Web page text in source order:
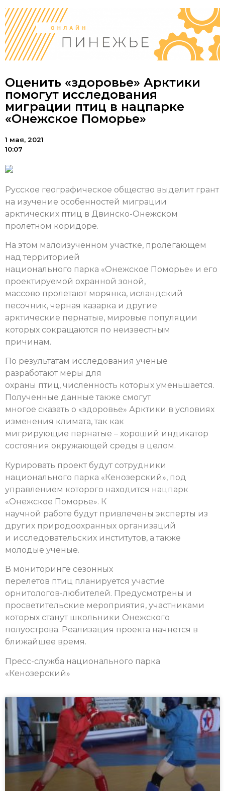
Оценить «здоровье» Арктики
помогут исследования
миграции птиц в нацпарке
«Онежское Поморье»
1 мая, 2021
10:07
Русское географическое общество выделит грант
на изучение особенностей миграции
арктических птиц в Двинско-Онежском
пролетном коридоре.
На этом малоизученном участке, пролегающем
над территорией
национального парка «Онежское Поморье» и его
проектируемой охранной зоной,
массово пролетают морянка, исландский
песочник, черная казарка и другие
арктические пернатые, мировые популяции
которых сокращаются по неизвестным
причинам.
По результатам исследования ученые
разработают меры для
охраны птиц, численность которых уменьшается.
Полученные данные также смогут
многое сказать о «здоровье» Арктики в условиях
изменения климата, так как
мигрирующие пернатые – хороший индикатор
состояния окружающей среды в целом.
Курировать проект будут сотрудники
национального парка «Кенозерский», под
управлением которого находится нацпарк
«Онежское Поморье». К
научной работе будут привлечены эксперты из
других природоохранных организаций
и исследовательских институтов, а также
молодые ученые.
В мониторинге сезонных
перелетов птиц планируется участие
орнитологов-любителей. Предусмотрены и
просветительские мероприятия, участниками
которых станут школьники Онежского
полуострова. Реализация проекта начнется в
ближайшее время.
Пресс-служба национального парка
«Кенозерский»